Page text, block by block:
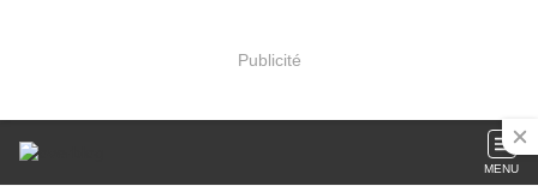
Publicité
MENU